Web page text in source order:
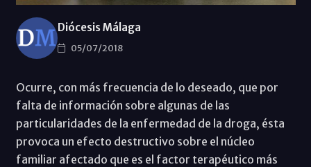
Diócesis Málaga
05/07/2018
Ocurre, con más frecuencia de lo deseado, que por
falta de información sobre algunas de las
particularidades de la enfermedad de la droga, ésta
provoca un efecto destructivo sobre el núcleo
familiar afectado que es el factor terapéutico más